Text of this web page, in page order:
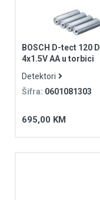
BOSCH D-tect 120
4x1.5V AA u torbici
Detektori
Šifra: 0601081303
695,00 KM